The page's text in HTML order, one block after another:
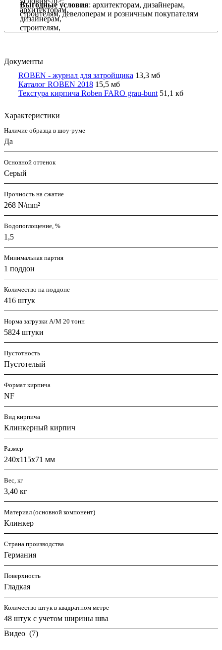
Выгодные условия: архитекторам, дизайнерам,
строителям, девелоперам и розничным покупателям
Документы
ROBEN - журнал для затройщика 13,3 мб
Каталог ROBEN 2018 15,5 мб
Текстура кирпича Roben FARO grau-bunt 51,1 кб
Характеристики
Наличие образца в шоу-руме
Да
Основной оттенок
Серый
Прочность на сжатие
268 N/mm²
Водопоглощение, %
1,5
Минимальная партия
1 поддон
Количество на поддоне
416 штук
Норма загрузки А/М 20 тонн
5824 штуки
Пустотность
Пустотелый
Формат кирпича
NF
Вид кирпича
Клинкерный кирпич
Размер
240х115х71 мм
Вес, кг
3,40 кг
Материал (основной компонент)
Клинкер
Страна производства
Германия
Поверхность
Гладкая
Количество штук в квадратном метре
48 штук с учетом ширины шва
Видео (7)